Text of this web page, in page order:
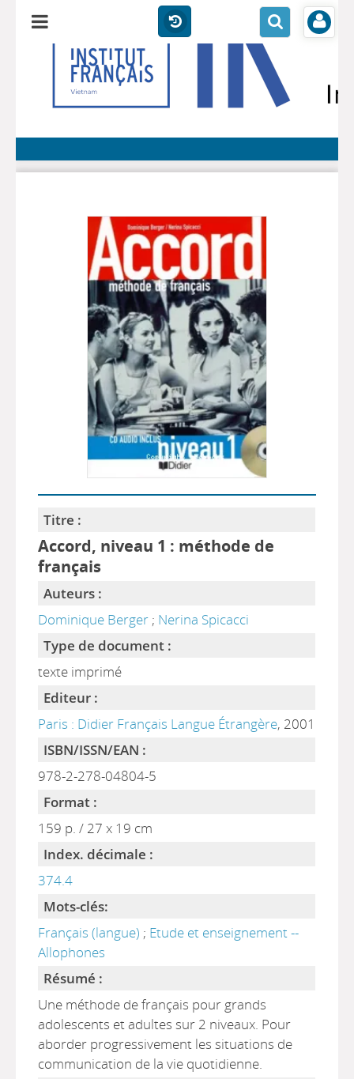
Titre :
Accord, niveau 1 : méthode de
français
Auteurs :
Dominique Berger ; Nerina Spicacci
Type de document :
texte imprimé
Editeur :
Paris : Didier Français Langue Étrangère, 2001
ISBN/ISSN/EAN :
978-2-278-04804-5
Format :
159 p. / 27 x 19 cm
Index. décimale :
374.4
Mots-clés:
Français (langue) ; Etude et enseignement --
Allophones
Résumé :
Une méthode de français pour grands
adolescents et adultes sur 2 niveaux. Pour
aborder progressivement les situations de
communication de la vie quotidienne.